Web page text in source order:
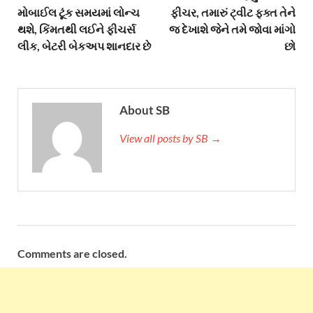
મોબાઈલ ટૂંક સમયમાં લોન્ચ
થશે, કિંમતથી લઈને ફીચર્સ
લીક, બેટરી બેકઅપ શાનદાર છે
ફીચર, તમારું ટ્વીટ ફક્ત તેને
જ દેખાશે જેને તમે જોવા માંગો
છો
About SB
View all posts by SB →
Comments are closed.